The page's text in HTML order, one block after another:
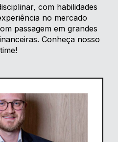
com habilidades
no mercado
passagem em grandes
Conheça nosso
time!